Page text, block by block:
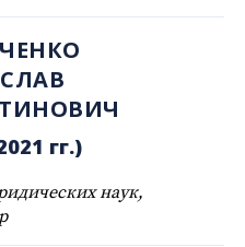
гг.)
наук,